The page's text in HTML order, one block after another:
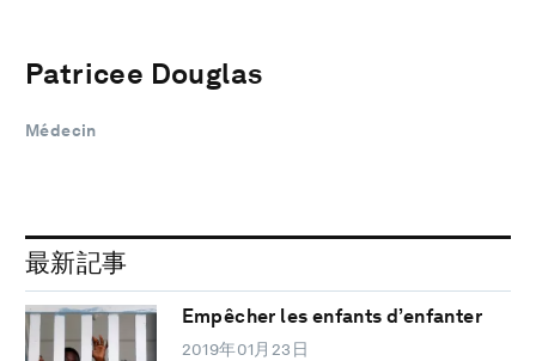
Patricee Douglas
Médecin
最新記事
Empêcher les enfants d’enfanter
2019年01月23日